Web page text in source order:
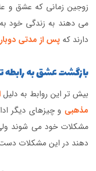
زوجین زمانی که عشق و
می دهند به زندگی خود
دارند که پس از مدتی
بازگشت عشق به
بیش تر این روابط به دلیل
مذهبی و چیزهای دیگر
مشکلات خود می شوند
دهند در این مشکلات دست